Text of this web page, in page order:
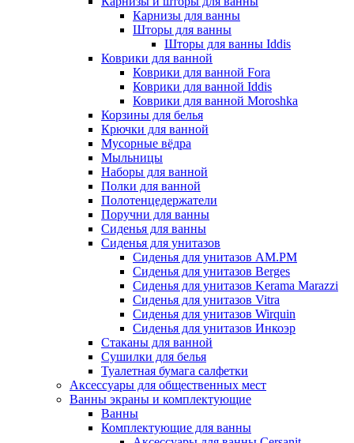
Карнизы для ванны
Шторы для ванны
Шторы для ванны Iddis
Коврики для ванной
Коврики для ванной Fora
Коврики для ванной Iddis
Коврики для ванной Moroshka
Корзины для белья
Крючки для ванной
Мусорные вёдра
Мыльницы
Наборы для ванной
Полки для ванной
Полотенцедержатели
Поручни для ванны
Сиденья для ванны
Сиденья для унитазов
Сиденья для унитазов AM.PM
Сиденья для унитазов Berges
Сиденья для унитазов Kerama Marazzi
Сиденья для унитазов Vitra
Сиденья для унитазов Wirquin
Сиденья для унитазов Инкоэр
Стаканы для ванной
Сушилки для белья
Туалетная бумага салфетки
Аксессуары для общественных мест
Ванны экраны и комплектующие
Ванны
Комплектующие для ванны